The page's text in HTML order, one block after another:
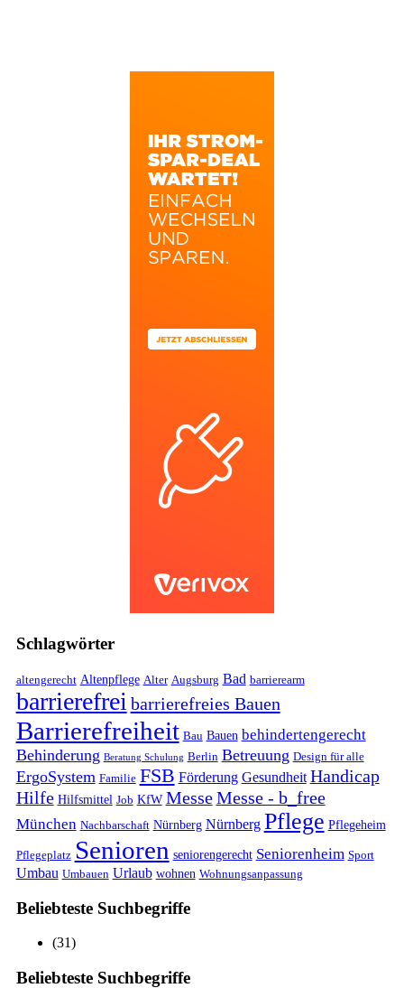
Schlagwörter
altengerecht Altenpflege Alter Augsburg Bad barrierearm
barrierefrei barrierefreies Bauen
Barrierefreiheit Bau Bauen behindertengerecht
Behinderung Beratung Schulung Berlin Betreuung Design für alle
ErgoSystem Familie FSB Förderung Gesundheit Handicap
Hilfe Hilfsmittel Job KfW Messe Messe - b_free
München Nachbarschaft Nürnberg Nürnberg Pflege Pflegeheim
Pflegeplatz Senioren seniorengerecht Seniorenheim Sport
Umbau Umbauen Urlaub wohnen Wohnungsanpassung
Beliebteste Suchbegriffe
(31)
Beliebteste Suchbegriffe